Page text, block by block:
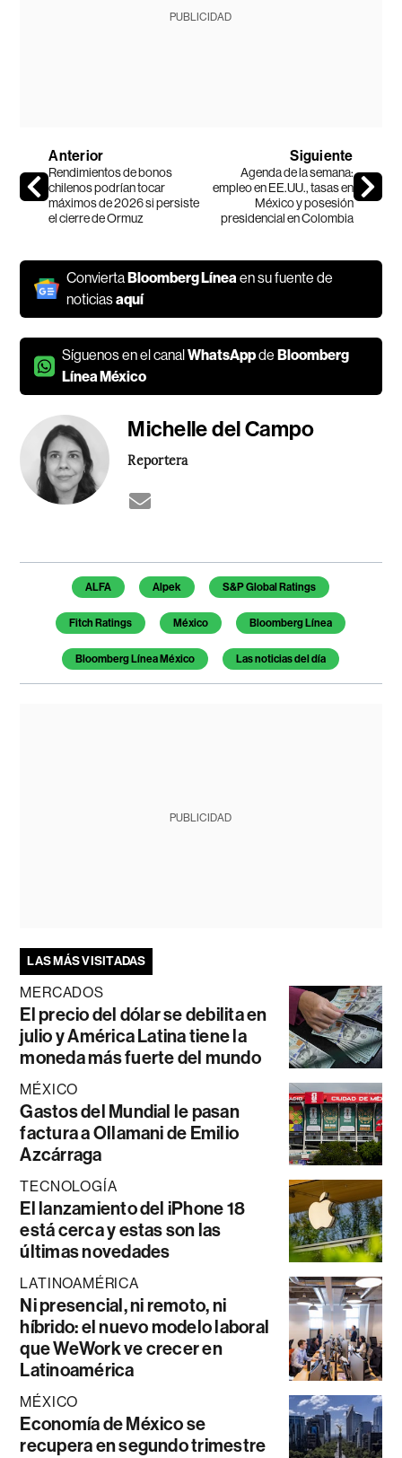
PUBLICIDAD
Anterior
Rendimientos de bonos
chilenos podrían tocar
máximos de 2026 si persiste
el cierre de Ormuz
Siguiente
Agenda de la semana:
empleo en EE.UU., tasas en
México y posesión
presidencial en Colombia
ConviertaBloomberg Línea en su fuente de
noticiasaquí
Síguenos en el canalWhatsAppdeBloomberg
Línea México
Michelle del Campo
Reportera
Temas de este artículo
ALFA Alpek S&P Global Ratings
Fitch Ratings México Bloomberg Línea
Bloomberg Línea México Las noticias del día
PUBLICIDAD
LAS MÁS VISITADAS
MERCADOS
El precio del dólar se debilita en
julio y América Latina tiene la
moneda más fuerte del mundo
MÉXICO
Gastos del Mundial le pasan
factura a Ollamani de Emilio
Azcárraga
TECNOLOGÍA
El lanzamiento del iPhone 18
está cerca y estas son las
últimas novedades
LATINOAMÉRICA
Ni presencial, ni remoto, ni
híbrido: el nuevo modelo laboral
que WeWork ve crecer en
Latinoamérica
MÉXICO
Economía de México se
recupera en segundo trimestre